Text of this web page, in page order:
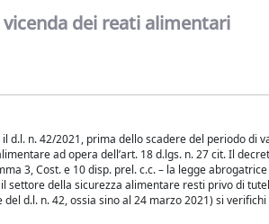
dei reati alimentari
d.l. n. 42/2021, prima dello scadere del periodo di
ad opera dell’art. 18 d.lgs. n. 27 cit. Il
3, Cost. e 10 disp. prel. c.c. – la legge
settore della sicurezza alimentare resti privo di
d.l. n. 42, ossia sino al 24 marzo 2021) si